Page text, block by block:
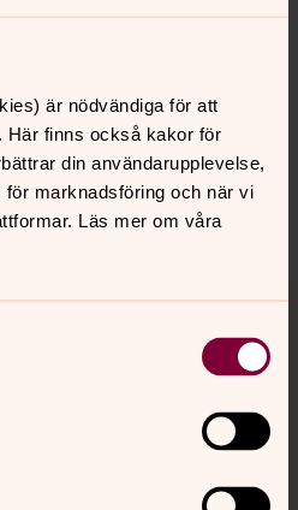
är nödvändiga för att
Här finns också kakor för
din användarupplevelse,
marknadsföring och när vi
Läs mer om våra
på sidans